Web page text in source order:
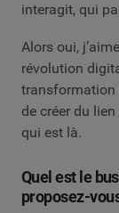
interagit, qui
Alors oui,
révolution
transformation
de créer du
qui est là.
Quel est le
proposez-